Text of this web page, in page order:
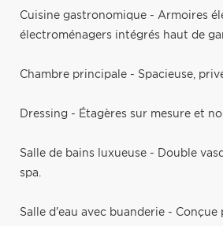
Cuisine gastronomique - Armoires
électroménagers intégrés haut de
Chambre principale - Spacieuse,
Dressing - Étagères sur mesure et
Salle de bains luxueuse - Double
spa.
Salle d'eau avec buanderie -